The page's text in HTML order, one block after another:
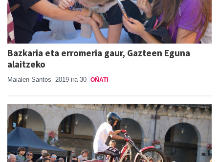
Bazkaria eta erromeria gaur, Gazteen Eguna
alaitzeko
Maialen Santos 2019 ira 30 OÑATI